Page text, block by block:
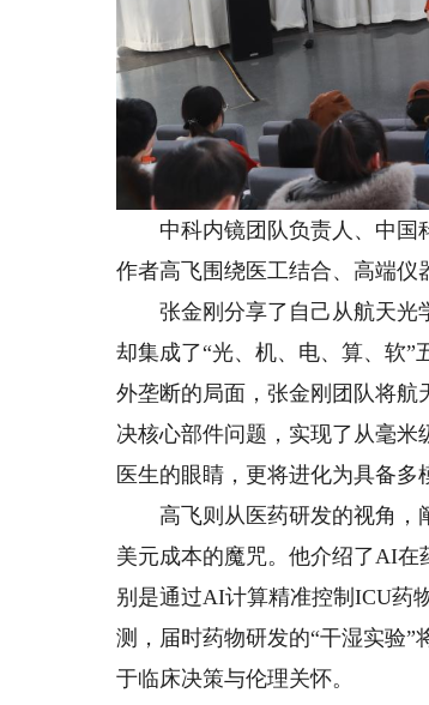
中科内镜团队负责人、中国
作者高飞围绕医工结合、高端仪
张金刚分享了自己从航天光学
却集成了“光、机、电、算、软
外垄断的局面，张金刚团队将航
决核心部件问题，实现了从毫
医生的眼睛，更将进化为具备多
高飞则从医药研发的视角，阐
美元成本的魔咒。他介绍了AI
别是通过AI计算精准控制ICU药
测，届时药物研发的“干湿实验
于临床决策与伦理关怀。